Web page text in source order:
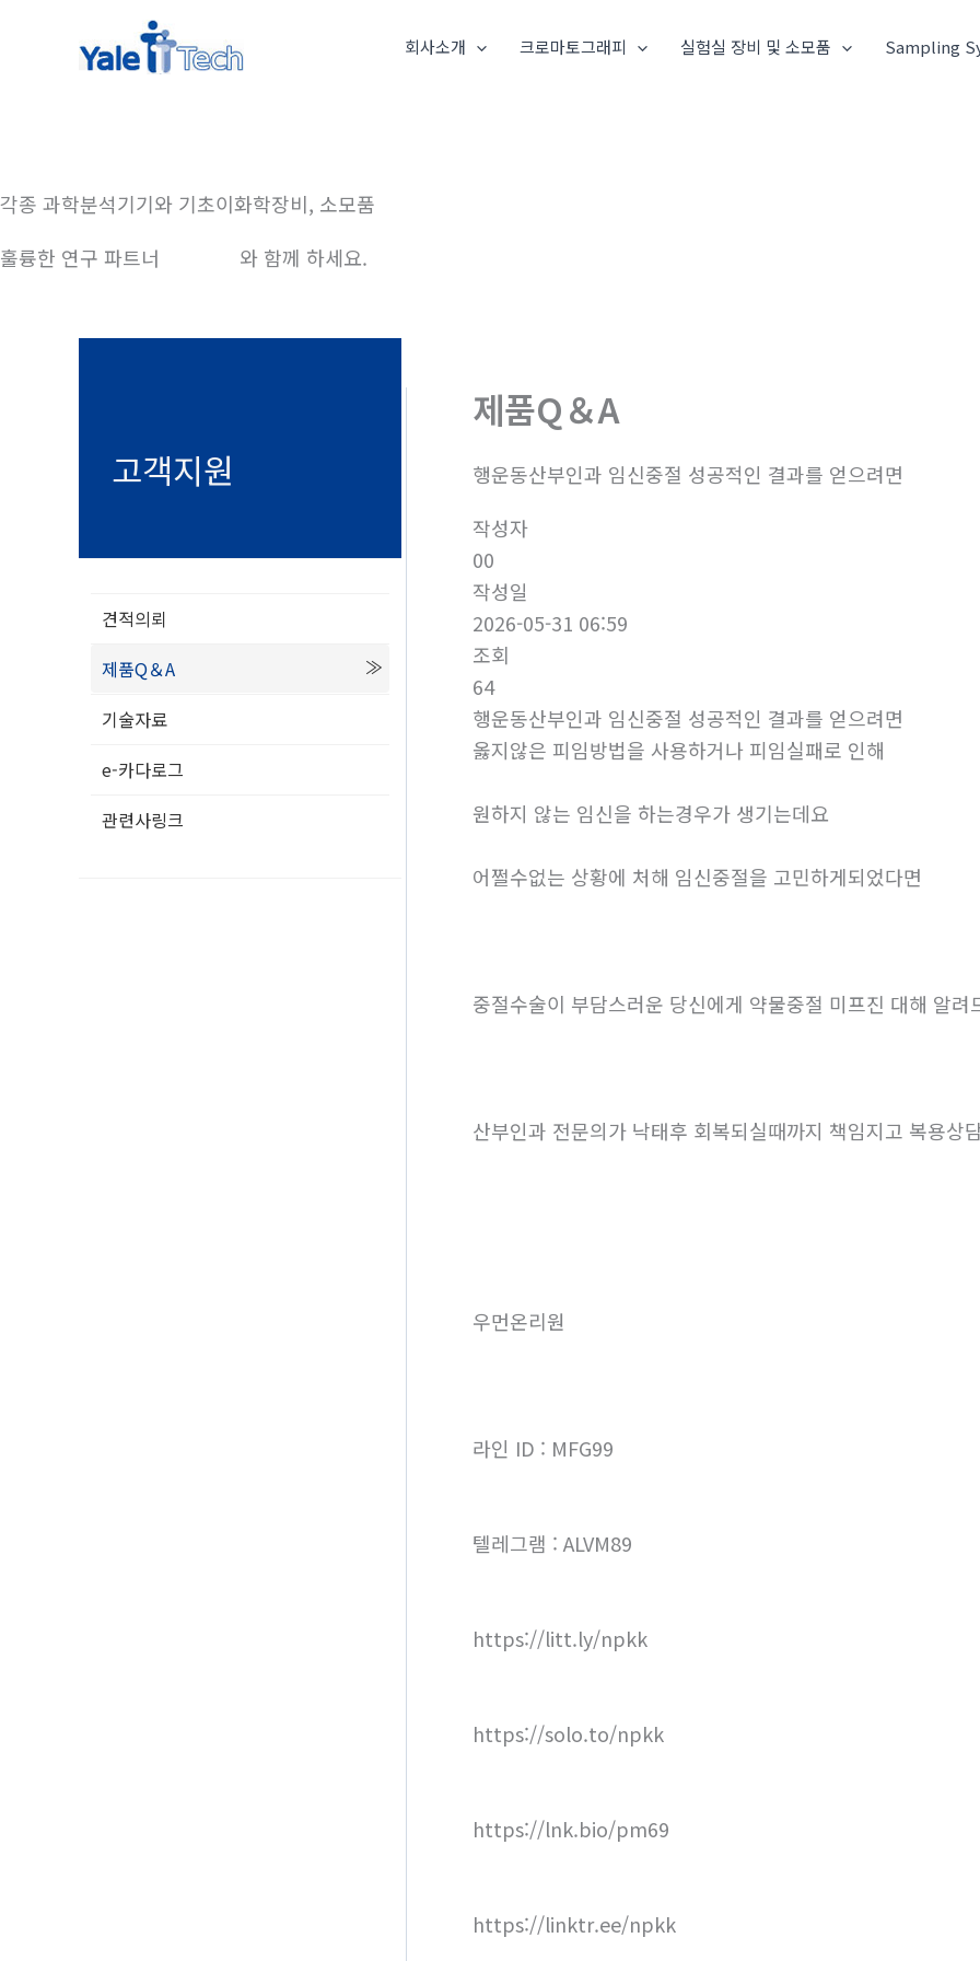
뛰
회사소개 크로마토그래피 실험실 장비 및 소모품 Sampling
각종 과학분석기기와 기초이화학장비, 소모품
훌륭한 연구 파트너
와 함께 하세요.
고객지원
견적의뢰
제품Q＆A
기술자료
e-카다로그
관련사링크
제품Q＆A
행운동산부인과 임신중절 성공적인 결과를 얻으려면
작성자
00
작성일
2026-05-31 06:59
조회
64
행운동산부인과 임신중절 성공적인 결과를 얻으려면
옳지않은 피임방법을 사용하거나 피임실패로 인해
원하지 않는 임신을 하는경우가 생기는데요
어쩔수없는 상황에 처해 임신중절을 고민하게되었다면
중절수술이 부담스러운 당신에게 약물중절 미프진 대해 알려
산부인과 전문의가 낙태후 회복되실때까지 책임지고 복용상
우먼온리원
라인 ID : MFG99
텔레그램 : ALVM89
https://litt.ly/npkk
https://solo.to/npkk
https://lnk.bio/pm69
https://linktr.ee/npkk